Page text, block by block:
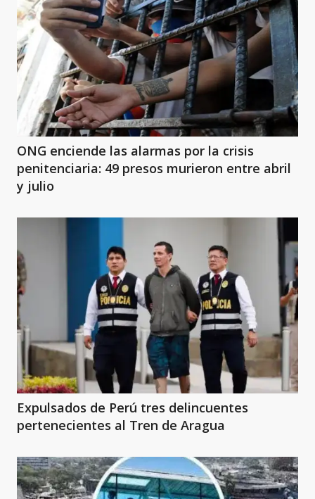
ONG enciende las alarmas por la crisis
penitenciaria: 49 presos murieron entre abril
y julio
Expulsados de Perú tres delincuentes
pertenecientes al Tren de Aragua